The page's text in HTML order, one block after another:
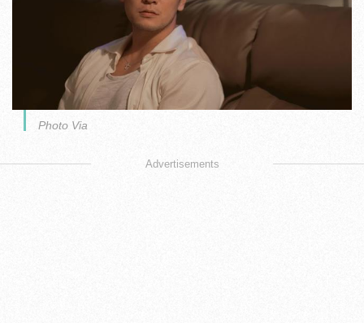
Photo Via
Advertisements